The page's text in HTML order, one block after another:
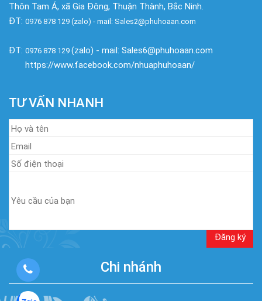
Thôn Tam Á, xã Gia Đông, Thuận Thành, Bắc Ninh.
ĐT: 0976 878 129 (zalo) - mail: Sales2@phuhoaan.com
ĐT: 0976 878 129 (zalo) - mail: Sales6@phuhoaan.com
https://www.facebook.com/nhuaphuhoaan/
TƯ VẤN NHANH
Chi nhánh